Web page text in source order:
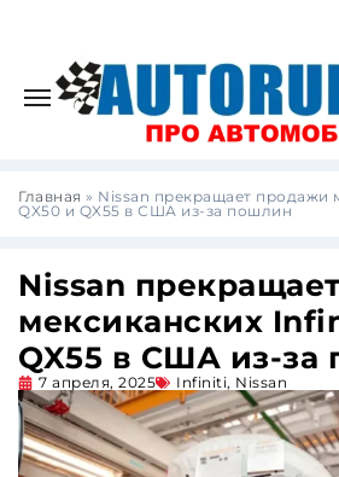
Главная » Nissan прекращает продажи
QX50 и QX55 в США из-за пошлин
Nissan
мексиканских
QX55 в США из-за
7 апреля, 2025 Infiniti, Nissan